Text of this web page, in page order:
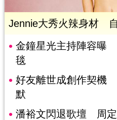
Jennie大秀火辣身材
金鐘星光主持陣容曝
毯
好友離世成創作契機
默
潘裕文閃退歌壇 周定